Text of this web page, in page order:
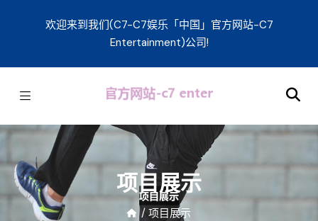
欢迎来到我们(C7-C7娱乐「中国」官方网站-C7
Entertainment)公司!
项目展示
/ 项目展示